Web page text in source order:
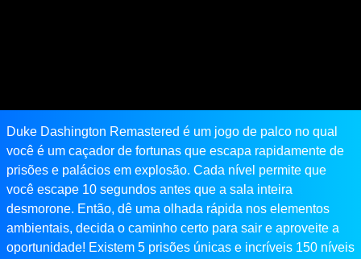
Duke Dashington Remastered é um jogo de palco no qual
você é um caçador de fortunas que escapa rapidamente de
prisões e palácios em explosão. Cada nível permite que
você escape 10 segundos antes que a sala inteira
desmorone. Então, dê uma olhada rápida nos elementos
ambientais, decida o caminho certo para sair e aproveite a
oportunidade! Existem 5 prisões únicas e incríveis 150 níveis